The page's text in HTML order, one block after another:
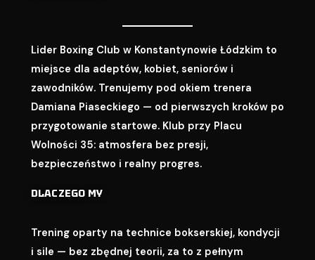
Lider Boxing Club w Konstantynowie Łódzkim to
miejsce dla adeptów, kobiet, seniorów i
zawodników. Trenujemy pod okiem trenera
Damiana Piaseckiego — od pierwszych kroków po
przygotowanie startowe. Klub przy Placu
Wolności 35: atmosfera bez presji,
bezpieczeństwo i realny progres.
DLACZEGO MY
Trening oparty na technice bokserskiej, kondycji
i sile — bez zbędnej teorii, za to z pełnym